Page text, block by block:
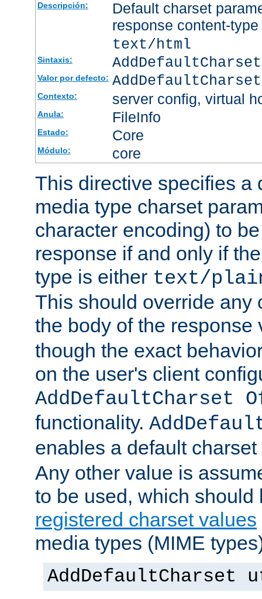
Descripción:
Default charset
response content-
text/html
Sintaxis:
Valor por defecto:
Contexto: server config, virtual
Anula: FileInfo
Estado: Core
Módulo: core
This directive specifies a
media type charset
character encoding) to
response if and only if
type is either text/
This should override any
the body of the
though the exact
on the user's client
AddDefaultCharset
functionality.
enables a default
Any other value is
to be used, which
registered charset values
media types (MIME
AddDefaultCharset